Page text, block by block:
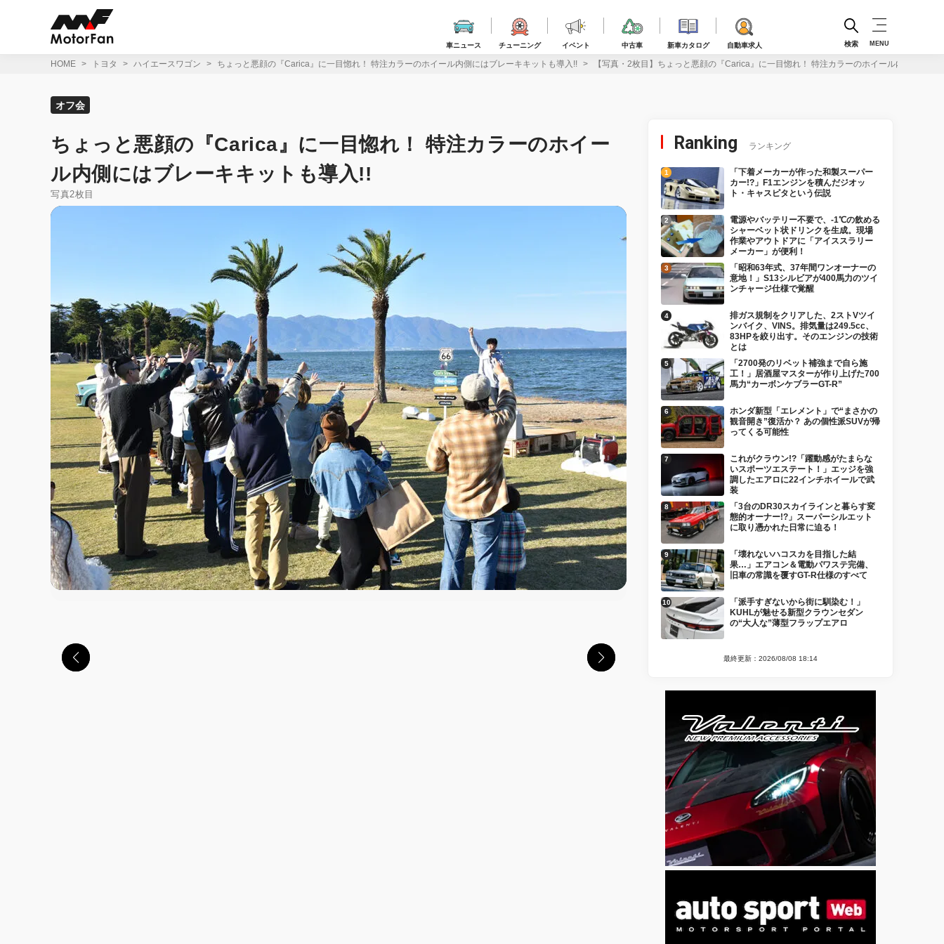
車ニュース チューニング イベント 中古車 新車カタログ 自動車求人 検索 MENU
HOME トヨタ ハイエースワゴン ちょっと悪顔の『Carica』に一目惚れ！ 特注カラーのホイール内側にはブレーキキットも導入!! 【写真・2枚目】ちょっと悪顔の『Carica』に一目惚れ！ 特注カラーのホイール内側にはブ
オフ会
ちょっと悪顔の『Carica』に一目惚れ！ 特注カラーのホイー
ル内側にはブレーキキットも導入!!
写真2枚目
Ranking ランキング
「下着メーカーが作った和製スーパー
カー!?」F1エンジンを積んだジオッ
ト・キャスピタという伝説
電源やバッテリー不要で、-1℃の飲める
シャーベット状ドリンクを生成。現場
作業やアウトドアに「アイススラリー
メーカー」が便利！
「昭和63年式、37年間ワンオーナーの
意地！」S13シルビアが400馬力のツイ
ンチャージ仕様で覚醒
排ガス規制をクリアした、2ストVツイ
ンバイク、VINS。排気量は249.5cc、
83HPを絞り出す。そのエンジンの技術
とは
「2700発のリベット補強まで自ら施
工！」居酒屋マスターが作り上げた700
馬力“カーボンケブラーGT-R”
ホンダ新型「エレメント」で“まさかの
観音開き”復活か？ あの個性派SUVが帰
ってくる可能性
これがクラウン!?「躍動感がたまらな
いスポーツエステート！」エッジを強
調したエアロに22インチホイールで武
装
「3台のDR30スカイラインと暮らす変
態的オーナー!?」スーパーシルエット
に取り憑かれた日常に迫る！
「壊れないハコスカを目指した結
果…」エアコン＆電動パワステ完備、
旧車の常識を覆すGT-R仕様のすべて
「派手すぎないから街に馴染む！」
KUHLが魅せる新型クラウンセダン
の“大人な”薄型フラップエアロ
最終更新：2026/08/08 18:14